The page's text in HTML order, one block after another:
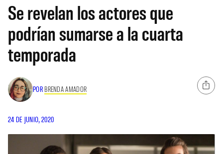
Se revelan los actores que
podrían sumarse a la cuarta
temporada
POR BRENDA AMADOR
24 DE JUNIO, 2020